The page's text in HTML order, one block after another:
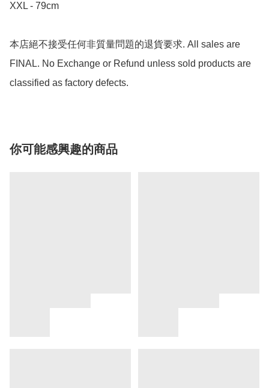
XXL - 79cm
本店絕不接受任何非質量問題的退貨要求. All sales are
FINAL. No Exchange or Refund unless sold products are
classified as factory defects.
你可能感興趣的商品